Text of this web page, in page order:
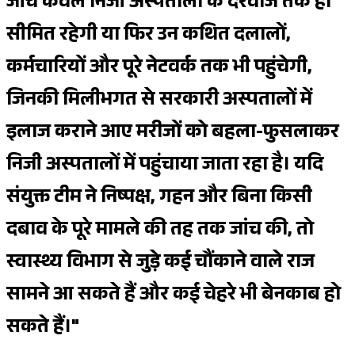
सीमित रहेगी या फिर उन कथित दलालों,
कर्मचारियों और पूरे नेटवर्क तक भी पहुंचेगी,
जिनकी मिलीभगत से सरकारी अस्पतालों में
इलाज कराने आए मरीजों को बहला-फुसलाकर
निजी अस्पतालों में पहुंचाया जाता रहा है। यदि
संयुक्त टीम ने निष्पक्ष, गहन और बिना किसी
दबाव के पूरे मामले की तह तक जांच की, तो
स्वास्थ्य विभाग से जुड़े कई चौंकाने वाले राज
सामने आ सकते हैं और कई चेहरे भी बेनकाब हो
सकते हैं।"